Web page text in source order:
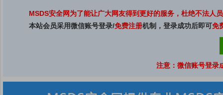
MSDS安全网为了能让广大网友得到更好的服务，杜绝不法人
本站会员采用微信账号登录/免费注册机制，登录成功后即可免
注意：微信账号登录